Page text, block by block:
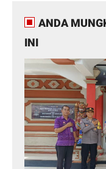
ANDA
INI